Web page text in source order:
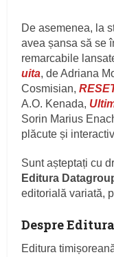
De asemenea, la
avea șansa să se
remarcabile
uita, de Adriana
Cosmisian,
A.O. Kenada,
Sorin Marius
plăcute și
Sunt așteptați cu
Editura
editorială variată,
Despre
Editura